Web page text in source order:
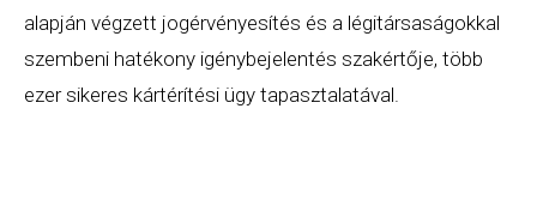
alapján végzett jogérvényesítés és a légitársaságokkal
szembeni hatékony igénybejelentés szakértője, több
ezer sikeres kártérítési ügy tapasztalatával.